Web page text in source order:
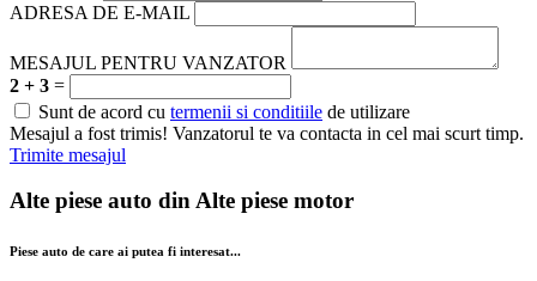
ADRESA DE E-MAIL
MESAJUL PENTRU VANZATOR
2 + 3 =
Sunt de acord cu termenii si conditiile de utilizare
Mesajul a fost trimis! Vanzatorul te va contacta in cel mai scurt timp.
Trimite mesajul
Alte piese auto dinAlte piese motor
Piese auto de care ai putea fi interesat...